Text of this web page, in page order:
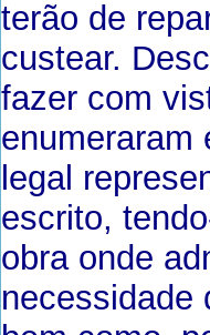
terão de
custear.
fazer com
enumeraram
legal
escrito,
obra onde
necessidade